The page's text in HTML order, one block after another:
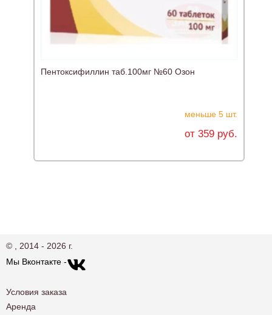
Пентоксифиллин таб.100мг №60 Озон
меньше 5 шт.
от 359 руб.
© , 2014 - 2026 г.
Мы Вконтакте -
Условия заказа
Аренда